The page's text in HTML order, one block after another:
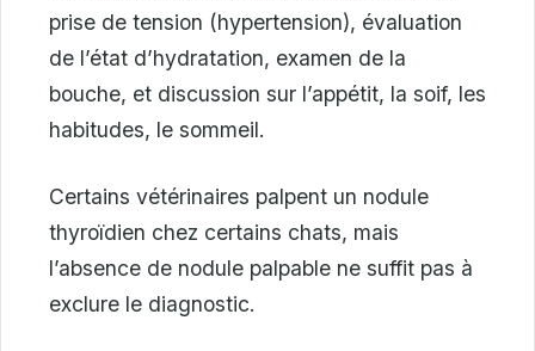
prise de tension (hypertension), évaluation
de l’état d’hydratation, examen de la
bouche, et discussion sur l’appétit, la soif, les
habitudes, le sommeil.
Certains vétérinaires palpent un nodule
thyroïdien chez certains chats, mais
l’absence de nodule palpable ne suffit pas à
exclure le diagnostic.